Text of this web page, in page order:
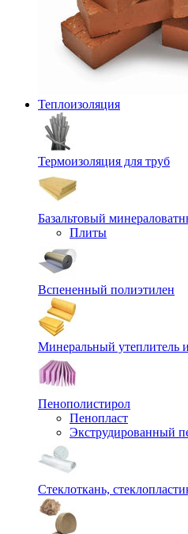
Теплоизоляция
Термоизоляция для труб
Базальтовый
Плиты
Вспененный полиэтилен
Минеральный утеплитель
Пенополистирол
Пенопласт
Экструдированный
Стеклоткань,